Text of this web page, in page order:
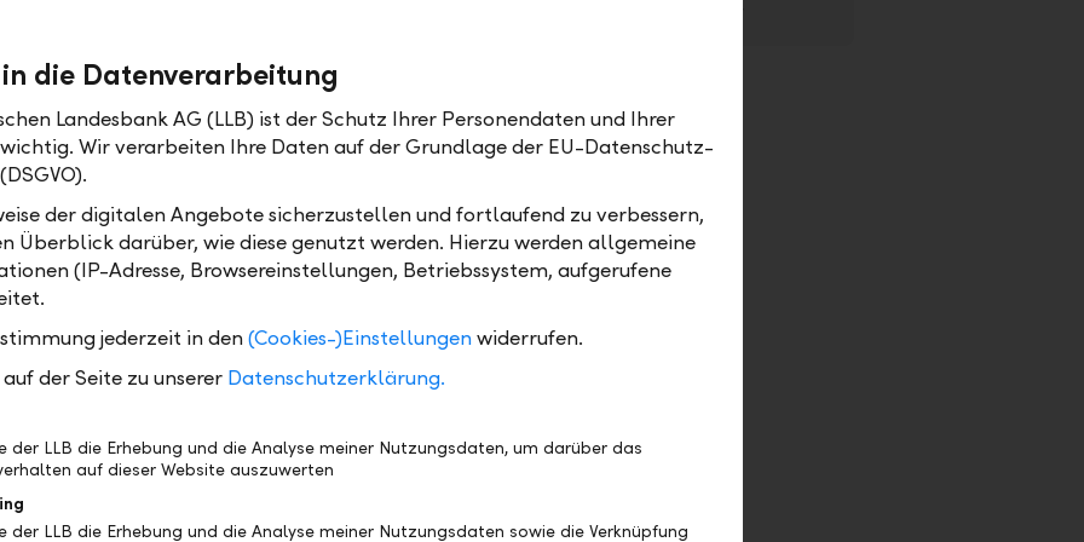
for "electronic bill" and will replace the
by the end of 2019 in Switzerland. LLB
eBill as the first Bank in Liechtenstein.
can send invoices to your customers electronically and
media breaks. Payments become easier and faster for you
Optimize your invoicing and efficiency, so you have
the most important thing - your customer.
benefits as a company
money on time
more reliably.
due date for the invoice set by the company is used as the
in E-Banking.
with paper and email invoices
die Datenverarbeitung
Landesbank AG (LLB) ist der Schutz Ihrer Personendaten und Ihrer
Wir verarbeiten Ihre Daten auf der Grundlage der EU-Datenschutz-
der digitalen Angebote sicherzustellen und fortlaufend zu verbessern,
Überblick darüber, wie diese genutzt werden. Hierzu werden allgemeine
(IP-Adresse, Browsereinstellungen, Betriebssystem, aufgerufene
jederzeit in den(Cookies-)Einstellungenwiderrufen.
der Seite zu unserer Datenschutzerklärung.
der LLB die Erhebung und die Analyse meiner Nutzungsdaten, um darüber das
auf dieser Website auszuwerten
der LLB die Erhebung und die Analyse meiner Nutzungsdaten sowie die Verknüpfung